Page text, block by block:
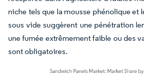
niche tels que la mousse phénolique et
sous vide suggèrent une pénétration
une fumée extrêmement faible ou des
sont obligatoires.